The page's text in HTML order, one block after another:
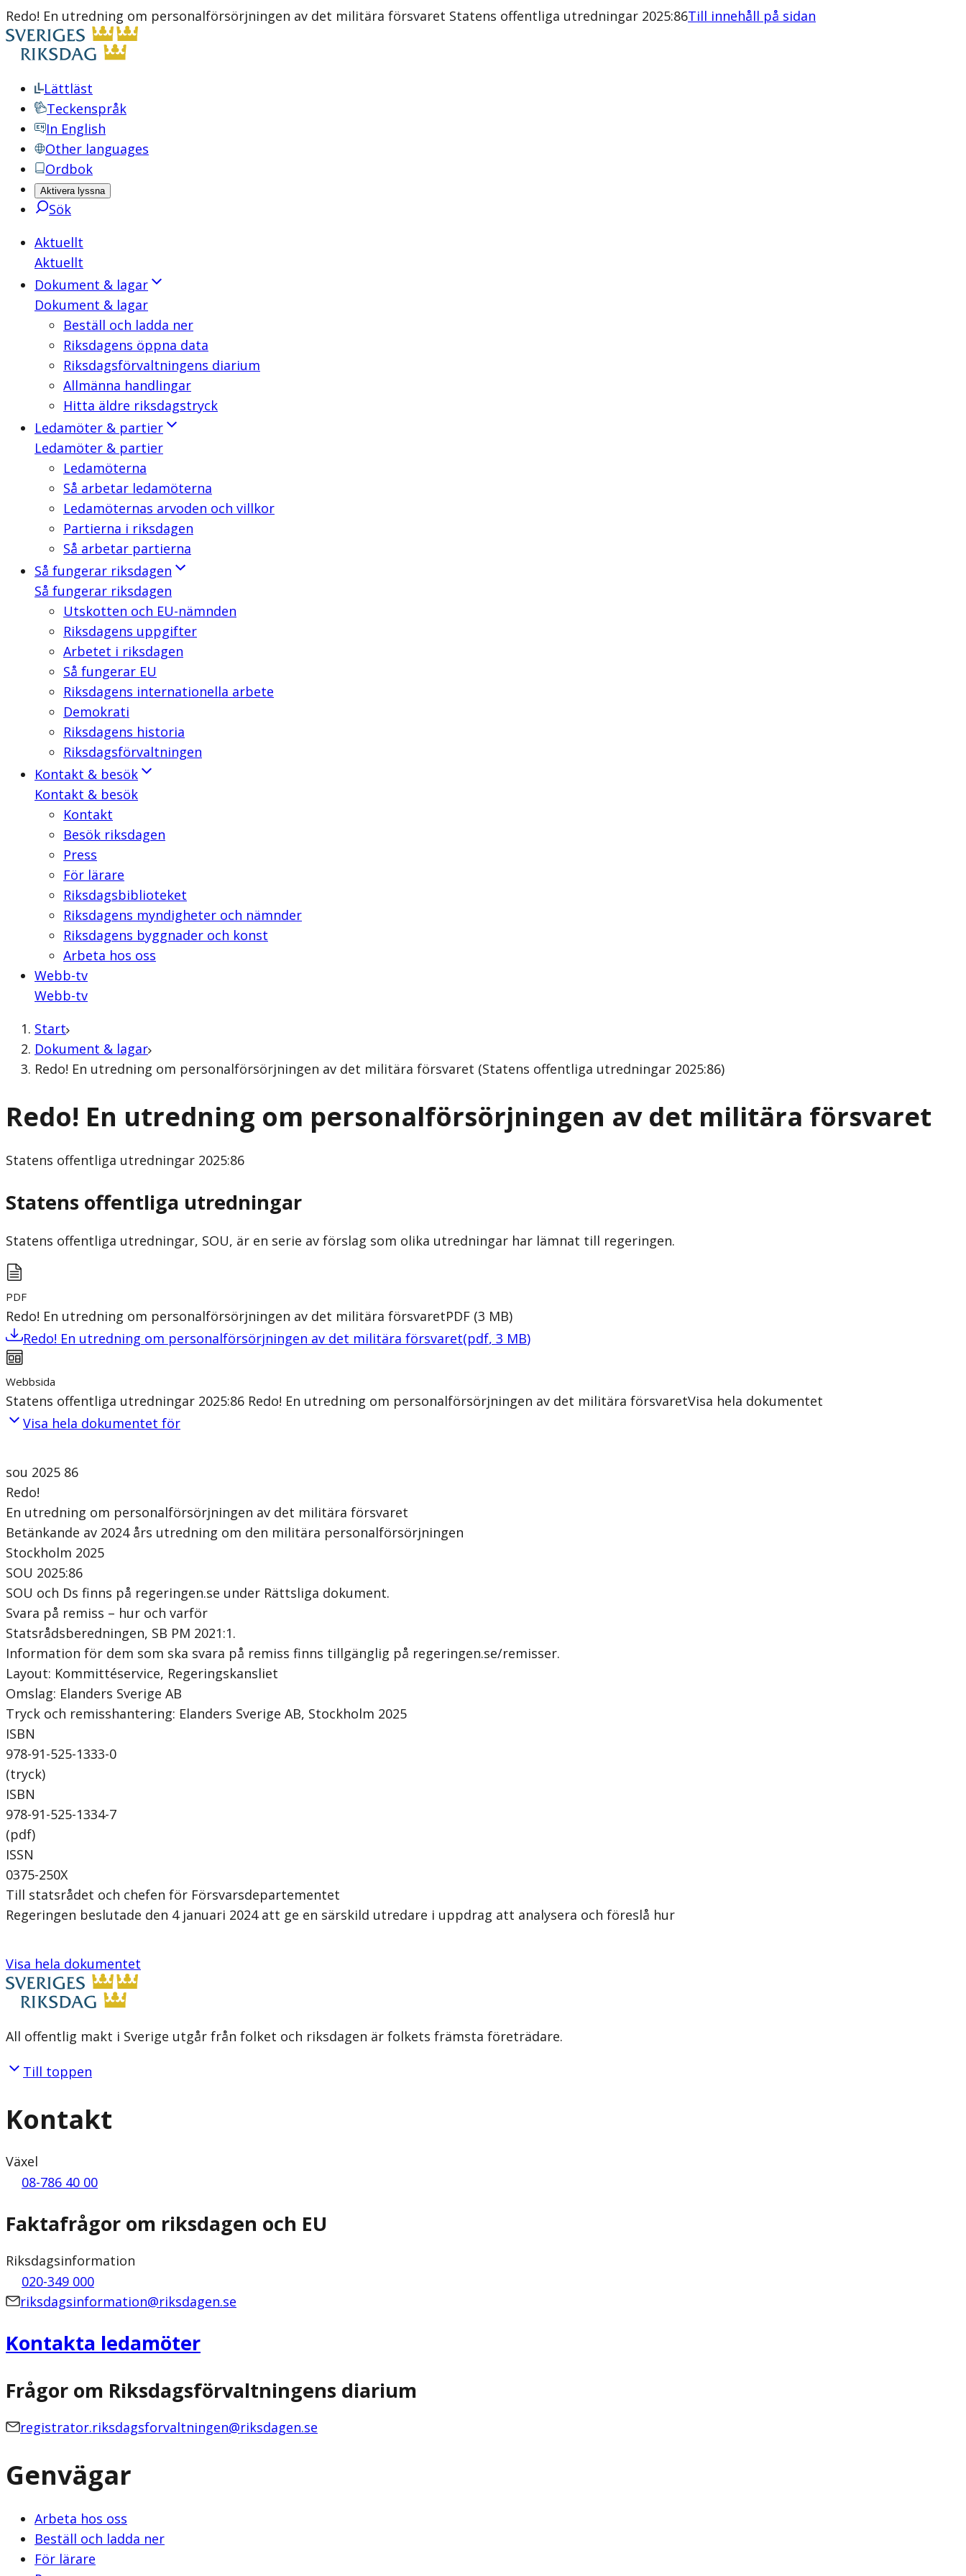
Redo! En utredning om personalförsörjningen av det militära försvaret Statens offentliga utredningar 2025:86Till innehåll på sidan
Lättläst
Teckenspråk
In English
Other languages
Ordbok
Aktivera lyssna
Sök
Aktuellt
Aktuellt
Dokument & lagar
Dokument & lagar
Beställ och ladda ner
Riksdagens öppna data
Riksdagsförvaltningens diarium
Allmänna handlingar
Hitta äldre riksdagstryck
Ledamöter & partier
Ledamöter & partier
Ledamöterna
Så arbetar ledamöterna
Ledamöternas arvoden och villkor
Partierna i riksdagen
Så arbetar partierna
Så fungerar riksdagen
Så fungerar riksdagen
Utskotten och EU-nämnden
Riksdagens uppgifter
Arbetet i riksdagen
Så fungerar EU
Riksdagens internationella arbete
Demokrati
Riksdagens historia
Riksdagsförvaltningen
Kontakt & besök
Kontakt & besök
Kontakt
Besök riksdagen
Press
För lärare
Riksdagsbiblioteket
Riksdagens myndigheter och nämnder
Riksdagens byggnader och konst
Arbeta hos oss
Webb-tv
Webb-tv
Start
Dokument & lagar
Redo! En utredning om personalförsörjningen av det militära försvaret (Statens offentliga utredningar 2025:86)
Redo! En utredning om personalförsörjningen av det militära försvaret
Statens offentliga utredningar 2025:86
Statens offentliga utredningar
Statens offentliga utredningar, SOU, är en serie av förslag som olika utredningar har lämnat till regeringen.
PDF
Redo! En utredning om personalförsörjningen av det militära försvaretPDF (3 MB)
Redo! En utredning om personalförsörjningen av det militära försvaret(pdf, 3 MB)
Webbsida
Statens offentliga utredningar 2025:86 Redo! En utredning om personalförsörjningen av det militära försvaretVisa hela dokumentet
Visa hela dokumentet för
sou 2025 86
Redo!
En utredning om personalförsörjningen av det militära försvaret
Betänkande av 2024 års utredning om den militära personalförsörjningen
Stockholm 2025
SOU 2025:86
SOU och Ds finns på regeringen.se under Rättsliga dokument.
Svara på remiss – hur och varför
Statsrådsberedningen, SB PM 2021:1.
Information för dem som ska svara på remiss finns tillgänglig på regeringen.se/remisser.
Layout: Kommittéservice, Regeringskansliet
Omslag: Elanders Sverige AB
Tryck och remisshantering: Elanders Sverige AB, Stockholm 2025
ISBN
978-91-525-1333-0
(tryck)
ISBN
978-91-525-1334-7
(pdf)
ISSN
0375-250X
Till statsrådet och chefen för Försvarsdepartementet
Regeringen beslutade den 4 januari 2024 att ge en särskild utredare i uppdrag att analysera och föreslå hur
Visa hela dokumentet
All offentlig makt i Sverige utgår från folket och riksdagen är folkets främsta företrädare.
Till toppen
Kontakt
Växel
08-786 40 00
Faktafrågor om riksdagen och EU
Riksdagsinformation
020-349 000
riksdagsinformation@riksdagen.se
Kontakta ledamöter
Frågor om Riksdagsförvaltningens diarium
registrator.riksdagsforvaltningen@riksdagen.se
Genvägar
Arbeta hos oss
Beställ och ladda ner
För lärare